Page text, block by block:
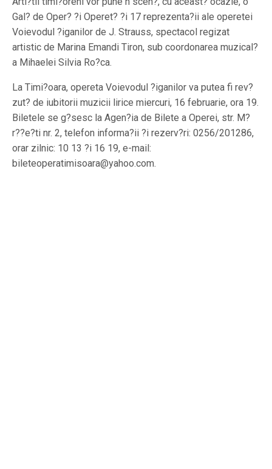
Gal? de Oper? ?i Operet? ?i 17 reprezenta?ii ale operetei
Voievodul ?iganilor de J. Strauss, spectacol regizat
artistic de Marina Emandi Tiron, sub coordonarea muzical?
a Mihaelei Silvia Ro?ca.
La Timi?oara, opereta Voievodul ?iganilor va putea fi rev?
zut? de iubitorii muzicii lirice miercuri, 16 februarie, ora 19.
Biletele se g?sesc la Agen?ia de Bilete a Operei, str. M?
r??e?ti nr. 2, telefon informa?ii ?i rezerv?ri: 0256/201286,
orar zilnic: 10 13 ?i 16 19, e-mail:
bileteoperatimisoara@yahoo.com.